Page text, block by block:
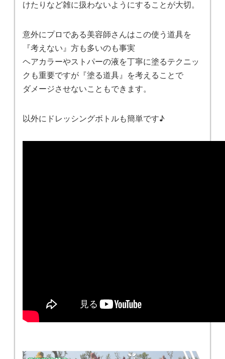
けたりなど雑に扱わないようにすることが大切。
意外にプロである美容師さんはこの使う道具を
『考えない』方も多いのも事実
ヘアカラーやストパーの液を丁寧に塗るテクニッ
クも重要ですが『塗る道具』を考えることで
ダメージさせないこともできます。
以外にドレッシングボトルも簡単です♪